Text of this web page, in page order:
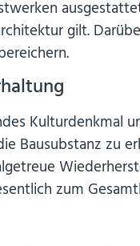
gilt.
Kulturdenkmal
Bausubstanz zu
zum